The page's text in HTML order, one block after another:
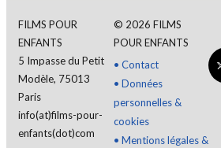
FILMS POUR
ENFANTS
5 Impasse du Petit
Modèle, 75013
Paris
info(at)films-pour-
enfants(dot)com
© 2026 FILMS
POUR ENFANTS
• Contact
• Données
personnelles &
cookies
• Mentions légales &